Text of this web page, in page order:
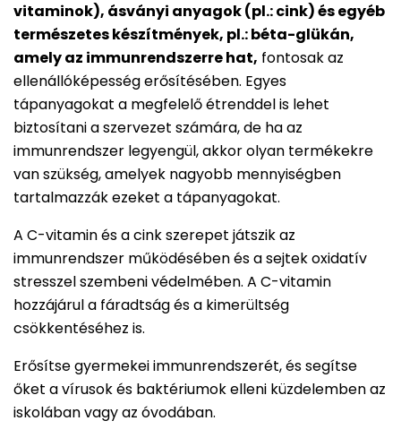
vitaminok), ásványi anyagok (pl.: cink) és egyéb
természetes készítmények, pl.: béta-glükán,
amely az immunrendszerre hat, fontosak az
ellenállóképesség erősítésében. Egyes
tápanyagokat a megfelelő étrenddel is lehet
biztosítani a szervezet számára, de ha az
immunrendszer legyengül, akkor olyan termékekre
van szükség, amelyek nagyobb mennyiségben
tartalmazzák ezeket a tápanyagokat.
A C-vitamin és a cink szerepet játszik az
immunrendszer működésében és a sejtek oxidatív
stresszel szembeni védelmében. A C-vitamin
hozzájárul a fáradtság és a kimerültség
csökkentéséhez is.
Erősítse gyermekei immunrendszerét, és segítse
őket a vírusok és baktériumok elleni küzdelemben az
iskolában vagy az óvodában.